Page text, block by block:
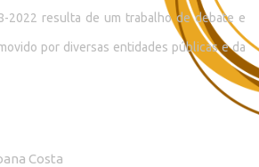
2022 resulta de um trabalho de debate e
por diversas entidades públicas e da
Costa